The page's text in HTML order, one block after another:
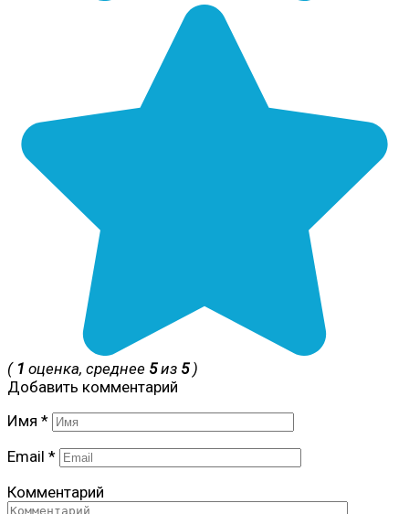
( 1 оценка, среднее 5из 5)
Добавить комментарий
Имя *
Email *
Комментарий